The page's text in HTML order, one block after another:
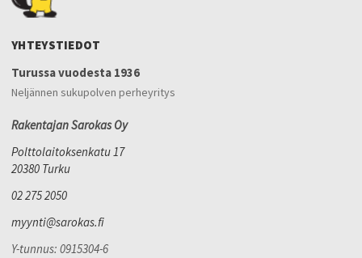
YHTEYSTIEDOT
Turussa vuodesta 1936
Neljännen sukupolven perheyritys
Rakentajan Sarokas Oy
Polttolaitoksenkatu 17
20380 Turku
02 275 2050
myynti@sarokas.fi
Y-tunnus: 0915304-6